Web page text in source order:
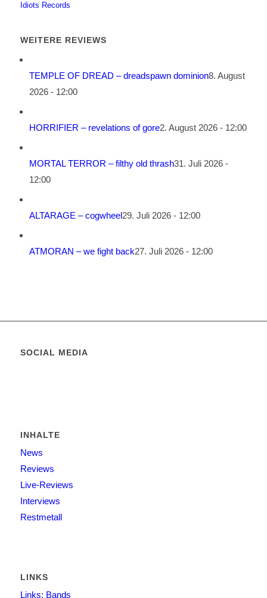
Idiots Records
WEITERE REVIEWS
TEMPLE OF DREAD – dreadspawn dominion8. August
2026 - 12:00
HORRIFIER – revelations of gore2. August 2026 - 12:00
MORTAL TERROR – filthy old thrash31. Juli 2026 -
12:00
ALTARAGE – cogwheel29. Juli 2026 - 12:00
ATMORAN – we fight back27. Juli 2026 - 12:00
SOCIAL MEDIA
INHALTE
News
Reviews
Live-Reviews
Interviews
Restmetall
LINKS
Links: Bands